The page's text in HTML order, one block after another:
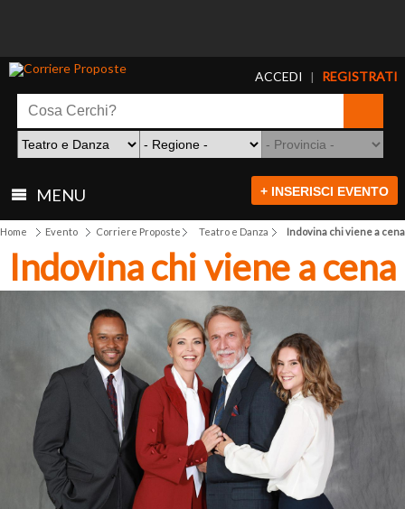
ACCEDI | REGISTRATI
MENU + INSERISCI EVENTO
Home Evento Corriere Proposte Teatro e Danza Indovina chi viene a cena
Indovina chi viene a cena